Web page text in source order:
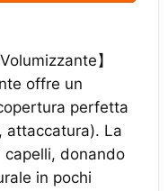
】
offre un
perfetta
attaccatura). La
donando
in pochi